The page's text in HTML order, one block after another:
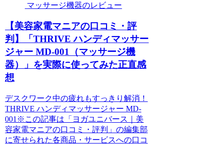
マッサージ機器のレビュー
【美容家電マニアの口コミ・評
判】「THRIVE ハンディマッサー
ジャー MD-001（マッサージ機
器）」を実際に使ってみた正直感
想
デスクワーク中の疲れもすっきり解消！
THRIVE ハンディマッサージャー MD-
001※この記事は「ヨガユニバース｜美
容家電マニアの口コミ・評判」の編集部
に寄せられた各商品・サービスへの口コ